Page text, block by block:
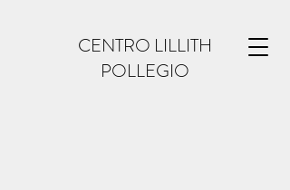
CENTRO LILLITH
POLLEGIO